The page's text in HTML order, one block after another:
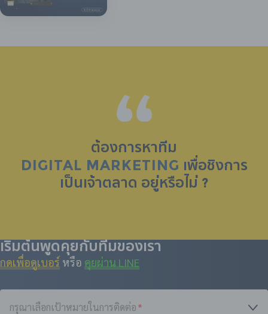
ต้องการหาทีม
DIGITAL MARKETING เพื่อชิงการ
เป็นเจ้าตลาด อยู่หรือไม่ ?
เริ่มต้นพูดคุยกับทีมของเรา
กดเพื่อดูเบอร์ หรือ คุยผ่าน LINE
กรุณาเลือกเป้าหมายในการติดต่อ*